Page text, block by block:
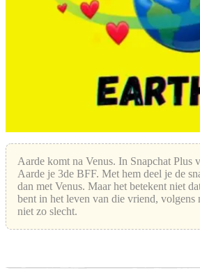
Aarde komt na Venus. In Snapchat Plus
Aarde je 3de BFF. Met hem deel je de
dan met Venus. Maar het betekent niet
bent in het leven van die vriend, volgens
niet zo slecht.